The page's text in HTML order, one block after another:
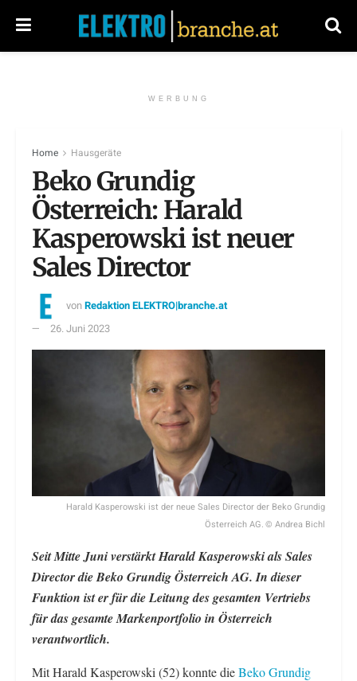
WERBUNG
Home Hausgeräte
Beko Grundig
Österreich: Harald
Kasperowski ist neuer
Sales Director
vonRedaktion ELEKTRO|branche.at
26. Juni 2023
Harald Kasperowski ist der neue Sales Director der Beko Grundig
Österreich AG. © Andrea Bichl
Seit Mitte Juni verstärkt Harald Kasperowski als Sales
Director die Beko Grundig Österreich AG. In dieser
Funktion ist er für die Leitung des gesamten Vertriebs
für das gesamte Markenportfolio in Österreich
verantwortlich.
Mit Harald Kasperowski (52) konnte dieBeko Grundig